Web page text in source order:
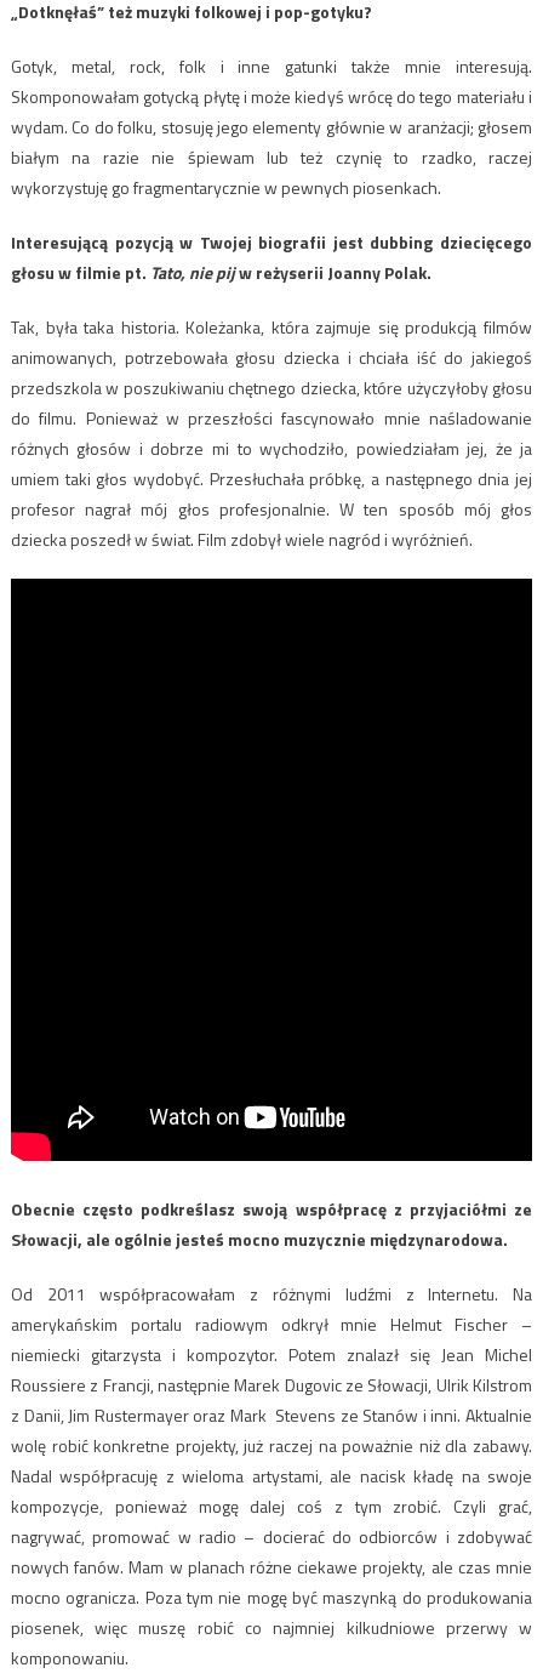
„Dotknęłaś” też muzyki folkowej i pop-gotyku?
Gotyk, metal, rock, folk i inne gatunki także mnie interesują.
Skomponowałam gotycką płytę i może kiedyś wrócę do tego materiału i
wydam. Co do folku, stosuję jego elementy głównie w aranżacji; głosem
białym na razie nie śpiewam lub też czynię to rzadko, raczej
wykorzystuję go fragmentarycznie w pewnych piosenkach.
Interesującą pozycją w Twojej biografii jest dubbing dziecięcego
głosu w filmie pt. Tato, nie pijw reżyserii Joanny Polak.
Tak, była taka historia. Koleżanka, która zajmuje się produkcją filmów
animowanych, potrzebowała głosu dziecka i chciała iść do jakiegoś
przedszkola w poszukiwaniu chętnego dziecka, które użyczyłoby głosu
do filmu. Ponieważ w przeszłości fascynowało mnie naśladowanie
różnych głosów i dobrze mi to wychodziło, powiedziałam jej, że ja
umiem taki głos wydobyć. Przesłuchała próbkę, a następnego dnia jej
profesor nagrał mój głos profesjonalnie. W ten sposób mój głos
dziecka poszedł w świat. Film zdobył wiele nagród i wyróżnień.
Obecnie często podkreślasz swoją współpracę z przyjaciółmi ze
Słowacji, ale ogólnie jesteś mocno muzycznie międzynarodowa.
Od 2011 współpracowałam z różnymi ludźmi z Internetu. Na
amerykańskim portalu radiowym odkrył mnie Helmut Fischer –
niemiecki gitarzysta i kompozytor. Potem znalazł się Jean Michel
Roussiere z Francji, następnie Marek Dugovic ze Słowacji, Ulrik Kilstrom
z Danii, Jim Rustermayer oraz Mark Stevens ze Stanów i inni. Aktualnie
wolę robić konkretne projekty, już raczej na poważnie niż dla zabawy.
Nadal współpracuję z wieloma artystami, ale nacisk kładę na swoje
kompozycje, ponieważ mogę dalej coś z tym zrobić. Czyli grać,
nagrywać, promować w radio – docierać do odbiorców i zdobywać
nowych fanów. Mam w planach różne ciekawe projekty, ale czas mnie
mocno ogranicza. Poza tym nie mogę być maszynką do produkowania
piosenek, więc muszę robić co najmniej kilkudniowe przerwy w
komponowaniu.